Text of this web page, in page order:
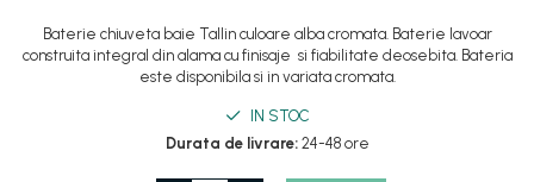
Baterie chiuveta baie Tallin culoare alba cromata. Baterie lavoar
construita integral din alama cu finisaje si fiabilitate deosebita. Bateria
este disponibila si in variata cromata.
IN STOC
Durata de livrare:24-48 ore